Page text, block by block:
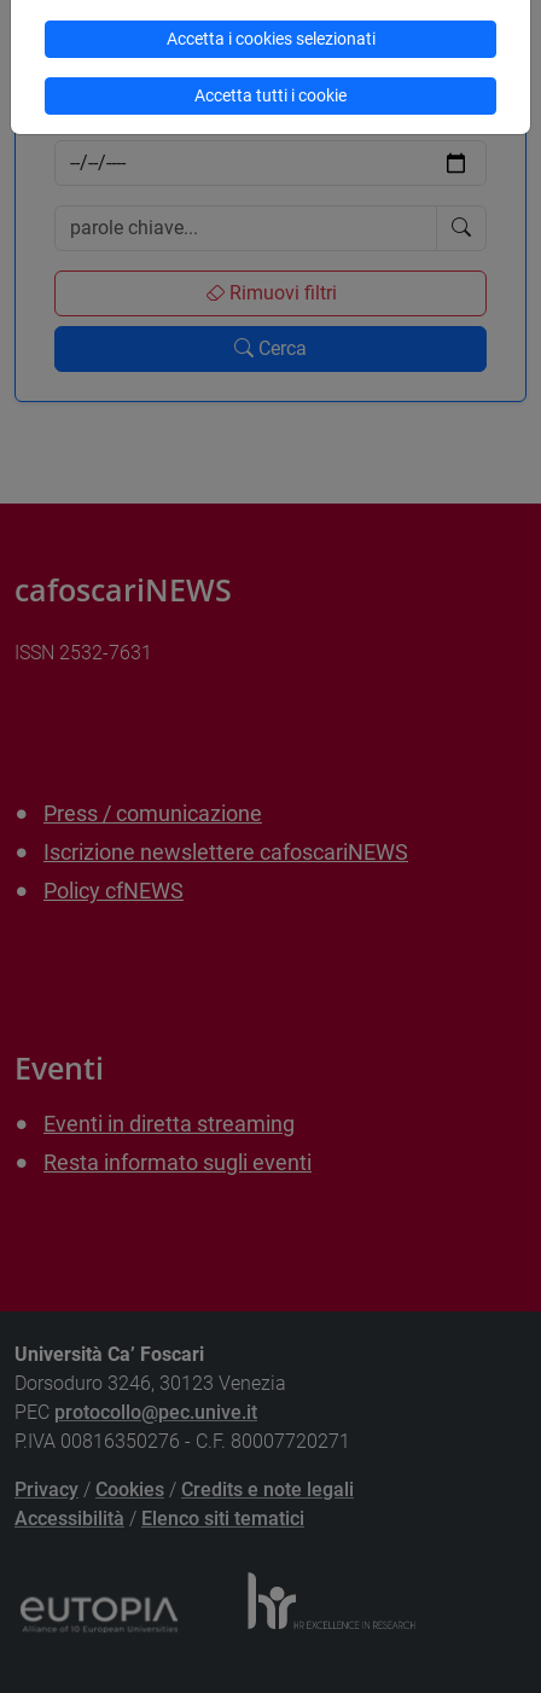
al
Rimuovi filtri
Cerca
cafoscariNEWS
ISSN 2532-7631
Press / comunicazione
Iscrizione newslettere cafoscariNEWS
Policy cfNEWS
Eventi
Eventi in diretta streaming
Resta informato sugli eventi
Università Ca’ Foscari
Dorsoduro 3246, 30123 Venezia
PEC protocollo@pec.unive.it
P.IVA 00816350276 - C.F. 80007720271
Privacy / Cookies / Credits e note legali
Accessibilità / Elenco siti tematici
Accetta i cookies selezionati
Accetta tutti i cookie